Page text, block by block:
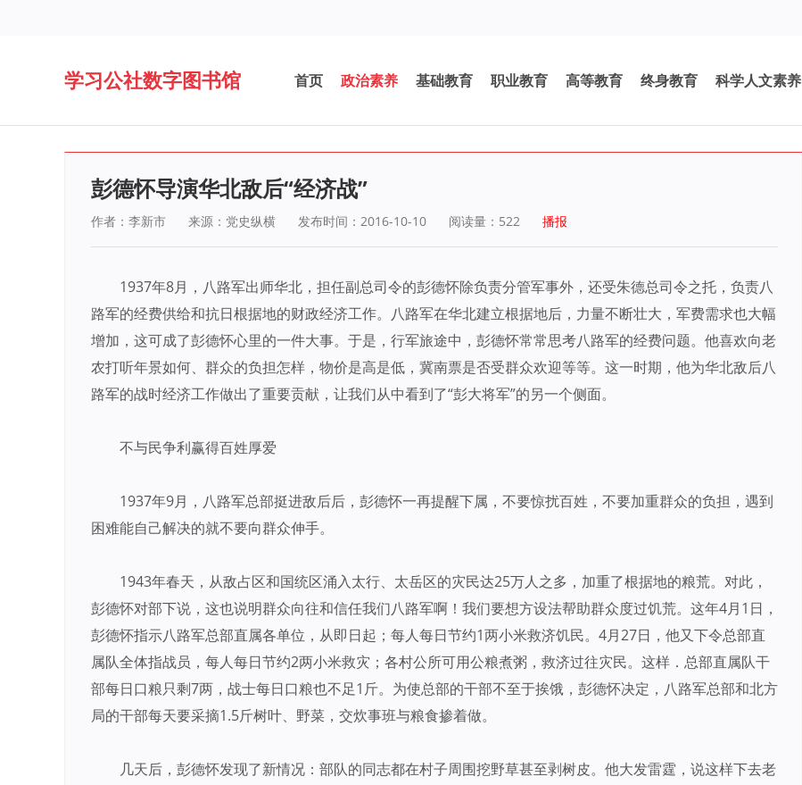
学习公社数字图书馆 首页 政治素养 基础教育 职业教育 高等教育 终身教育 科学人文素养
彭德怀导演华北敌后“经济战”
作者：李新市 来源：党史纵横 发布时间：2016-10-10 阅读量： 522 播报
1937年8月，八路军出师华北，担任副总司令的彭德怀除负责分管军事外，还受朱德总司令之托，负责八
路军的经费供给和抗日根据地的财政经济工作。八路军在华北建立根据地后，力量不断壮大，军费需求也大幅
增加，这可成了彭德怀心里的一件大事。于是，行军旅途中，彭德怀常常思考八路军的经费问题。他喜欢向老
农打听年景如何、群众的负担怎样，物价是高是低，冀南票是否受群众欢迎等等。这一时期，他为华北敌后八
路军的战时经济工作做出了重要贡献，让我们从中看到了“彭大将军”的另一个侧面。
不与民争利赢得百姓厚爱
1937年9月，八路军总部挺进敌后后，彭德怀一再提醒下属，不要惊扰百姓，不要加重群众的负担，遇到
困难能自己解决的就不要向群众伸手。
1943年春天，从敌占区和国统区涌入太行、太岳区的灾民达25万人之多，加重了根据地的粮荒。对此，
彭德怀对部下说，这也说明群众向往和信任我们八路军啊！我们要想方设法帮助群众度过饥荒。这年4月1日，
彭德怀指示八路军总部直属各单位，从即日起；每人每日节约1两小米救济饥民。4月27日，他又下令总部直
属队全体指战员，每人每日节约2两小米救灾；各村公所可用公粮煮粥，救济过往灾民。这样．总部直属队干
部每日口粮只剩7两，战士每日口粮也不足1斤。为使总部的干部不至于挨饿，彭德怀决定，八路军总部和北方
局的干部每天要采摘1.5斤树叶、野菜，交炊事班与粮食掺着做。
几天后，彭德怀发现了新情况：部队的同志都在村子周围挖野草甚至剥树皮。他大发雷霆，说这样下去老